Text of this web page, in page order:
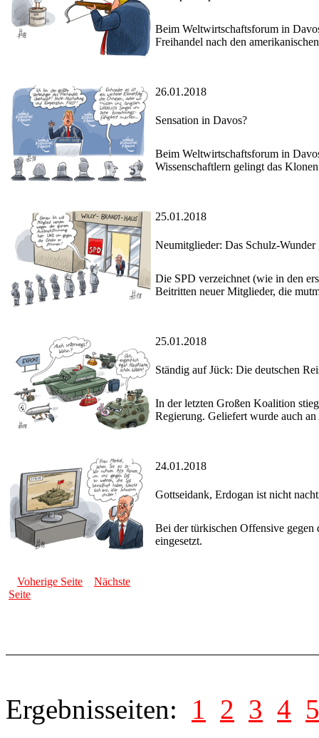
Beim Weltwirtschaftsforum in
Freihandel nach den
26.01.2018
Sensation in Davos?
Beim Weltwirtschaftsforum in
Wissenschaftlern gelingt das
25.01.2018
Neumitglieder: Das Schulz-Wunder
Die SPD verzeichnet (wie in den
Beitritten neuer Mitglieder, die
25.01.2018
Ständig auf Jück: Die deutschen
In der letzten Großen Koalition
Regierung. Geliefert wurde auch
24.01.2018
Gottseidank, Erdogan ist nicht
Bei der türkischen Offensive
eingesetzt.
Voherige Seite
Nächste
Seite
Ergebnisseiten: 1 2 3 4 5